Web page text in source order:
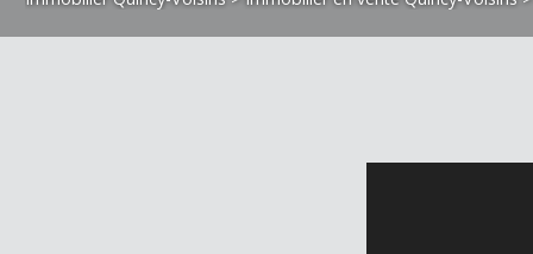
Immobilier Quincy-Voisins >Immobilier en vente Quincy-